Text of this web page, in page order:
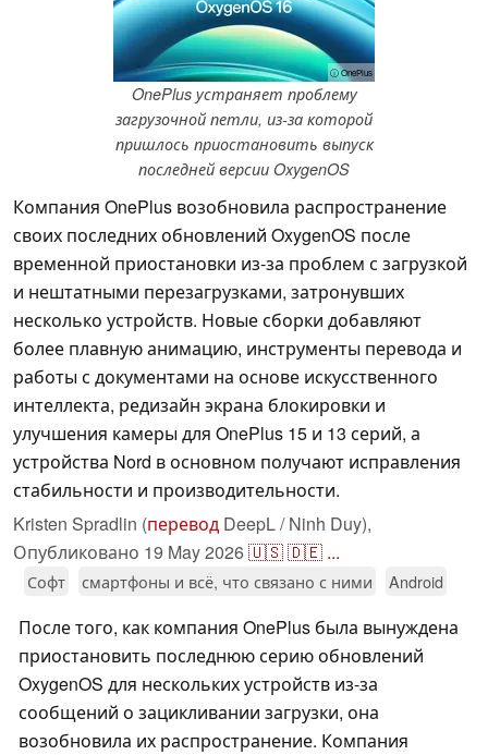
ⓘ OnePlus
OnePlus устраняет проблему
загрузочной петли, из-за которой
пришлось приостановить выпуск
последней версии OxygenOS
Компания OnePlus возобновила распространение
своих последних обновлений OxygenOS после
временной приостановки из-за проблем с загрузкой
и нештатными перезагрузками, затронувших
несколько устройств. Новые сборки добавляют
более плавную анимацию, инструменты перевода и
работы с документами на основе искусственного
интеллекта, редизайн экрана блокировки и
улучшения камеры для OnePlus 15 и 13 серий, а
устройства Nord в основном получают исправления
стабильности и производительности.
Kristen Spradlin (перевод DeepL / Ninh Duy),
Опубликовано 19 May 2026🇺🇸🇩🇪 ...
Софт смартфоны и всё, что связано с ними Android
После того, как компания OnePlus была вынуждена
приостановить последнюю серию обновлений
OxygenOS для нескольких устройств из-за
сообщений о зацикливании загрузки, она
возобновила их распространение. Компания